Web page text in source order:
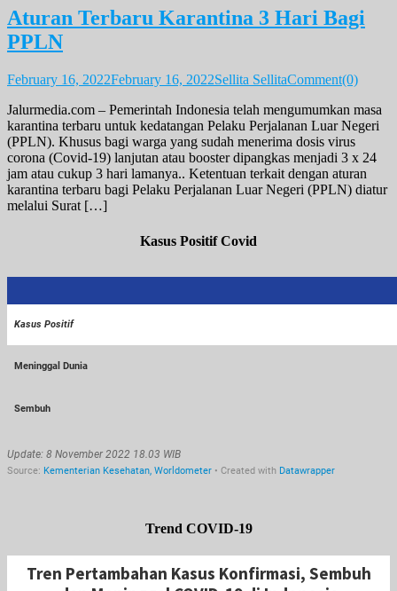
Aturan Terbaru Karantina 3 Hari Bagi
PPLN
February 16, 2022February 16, 2022Sellita SellitaComment(0)
Jalurmedia.com – Pemerintah Indonesia telah mengumumkan masa
karantina terbaru untuk kedatangan Pelaku Perjalanan Luar Negeri
(PPLN). Khusus bagi warga yang sudah menerima dosis virus
corona (Covid-19) lanjutan atau booster dipangkas menjadi 3 x 24
jam atau cukup 3 hari lamanya.. Ketentuan terkait dengan aturan
karantina terbaru bagi Pelaku Perjalanan Luar Negeri (PPLN) diatur
melalui Surat […]
Kasus Positif Covid
Trend COVID-19